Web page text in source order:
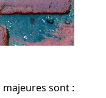
sont :